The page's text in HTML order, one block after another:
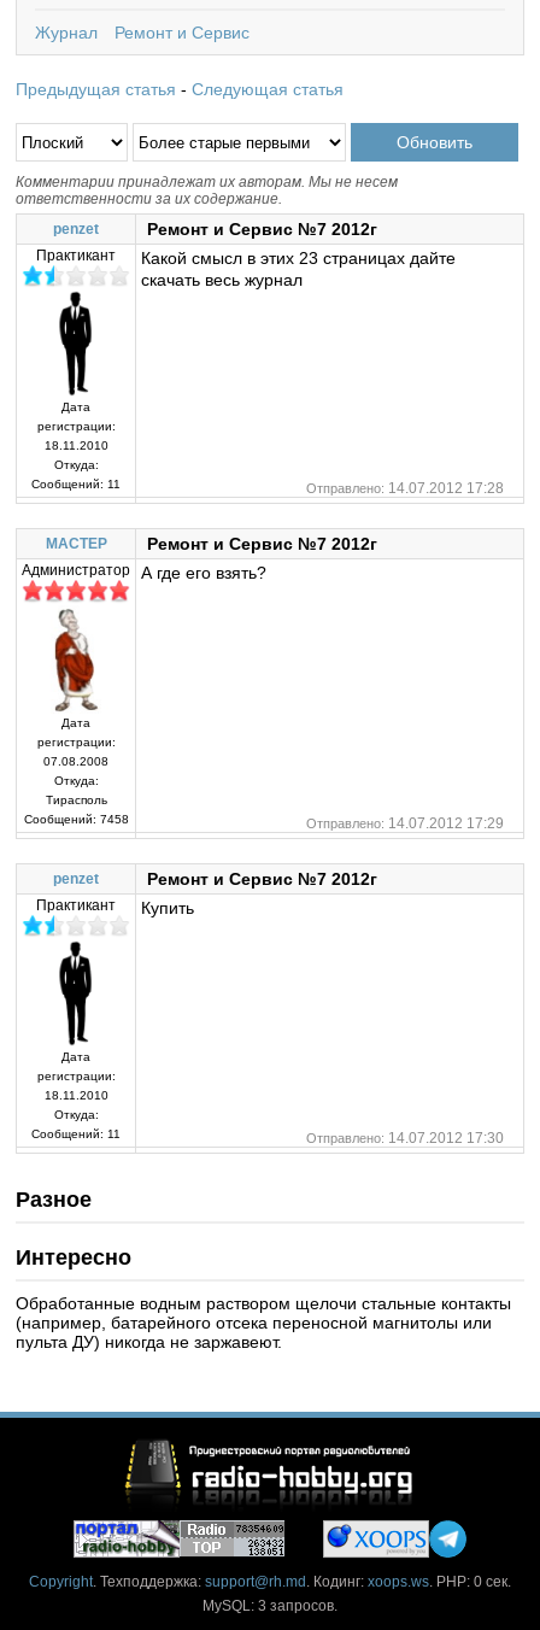
Журнал Ремонт и Сервис
Предыдущая статья -Следующая статья
Комментарии принадлежат их авторам. Мы не несем
ответственности за их содержание.
penzet
Ремонт и Сервис №7 2012г
Практикант
Дата
регистрации:
18.11.2010
Откуда:
Сообщений: 11
Какой смысл в этих 23 страницах дайте
скачать весь журнал
Отправлено: 14.07.2012 17:28
MACTEP Ремонт и Сервис №7 2012г
Администратор
Дата
регистрации:
07.08.2008
Откуда:
Тирасполь
Сообщений: 7458
А где его взять?
Отправлено: 14.07.2012 17:29
penzet Ремонт и Сервис №7 2012г
Практикант
Дата
регистрации:
18.11.2010
Откуда:
Сообщений: 11
Купить
Отправлено: 14.07.2012 17:30
Разное
Интересно
Обработанные водным раствором щелочи стальные контакты
(например, батарейного отсека переносной магнитолы или
пульта ДУ) никогда не заржавеют.
Copyright. Техподдержка: support@rh.md . Кодинг: xoops.ws. PHP: 0 сек.
MySQL: 3 запросов.